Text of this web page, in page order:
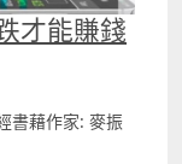
才能賺錢
書藉作家: 麥振